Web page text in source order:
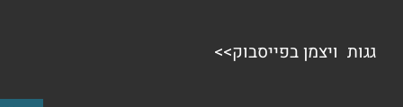
גגות ויצמן בפייסבוק>>